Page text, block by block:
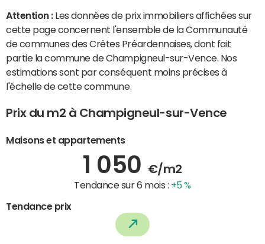
Attention : Les données de prix immobiliers affichées sur
cette page concernent l'ensemble de la Communauté
de communes des Crêtes Préardennaises, dont fait
partie la commune de Champigneul-sur-Vence. Nos
estimations sont par conséquent moins précises à
l'échelle de cette commune.
Prix du m2 à Champigneul-sur-Vence
Maisons et appartements
1 050 €/m2
Tendance sur 6 mois : +5 %
Tendance prix